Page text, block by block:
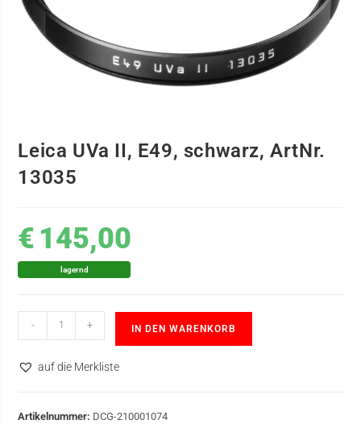
Leica UVa II, E49, schwarz, ArtNr.
13035
€ 145,00
lagernd
- + IN DEN WARENKORB
auf die Merkliste
Artikelnummer: DCG-210001074